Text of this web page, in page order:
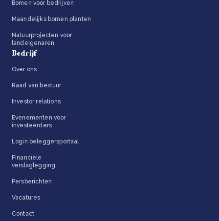
Bomen voor bedrijven
Maandelijks bomen planten
Natuurprojecten voor
landeigenaren
Bedrijf
Over ons
Raad van bestuur
Investor relations
Evenementen voor
investeerders
Login beleggersportaal
Financiële
verslaglegging
Persberichten
Vacatures
Contact